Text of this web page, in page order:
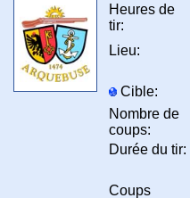
Heures de
tir:
Lieu:
Cible:
Nombre de
coups:
Durée du tir:
Coups